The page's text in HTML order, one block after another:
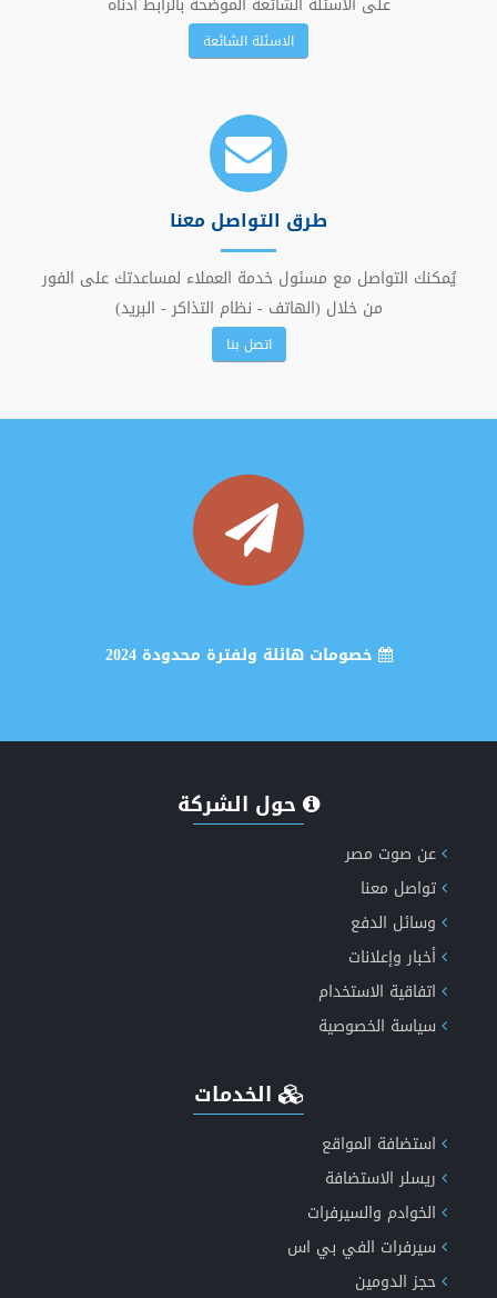
الاسئلة الشائعة
طرق التواصل معنا
يُمكنك التواصل مع مسئول خدمة العملاء لمساعدتك على الفور
من خلال (الهاتف - نظام التذاكر - البريد)
اتصل بنا
خصومات هائلة ولفترة محدودة 2024
إكتشف الان مميزات طفرة الاخباري الجيل الخامس دعم
انشاء موقع اعلانات مبوبة متكامل ومتعدد اللغات
عروض الاستضافة الأكثر موثوقية
حول الشركة
عن صوت مصر
تواصل معنا
وسائل الدفع
أخبار وإعلانات
اتفاقية الاستخدام
سياسة الخصوصية
الخدمات
استضافة المواقع
ريسلر الاستضافة
الخوادم والسيرفرات
سيرفرات الفي بي اس
حجز الدومين